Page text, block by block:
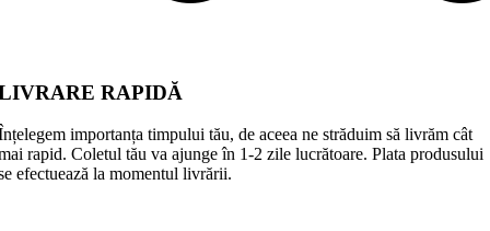
RAPIDĂ
importanța timpului tău, de aceea ne străduim să livrăm cât
rapid. Coletul tău va ajunge în 1-2 zile lucrătoare. Plata produsului
efectuează la momentul livrării.